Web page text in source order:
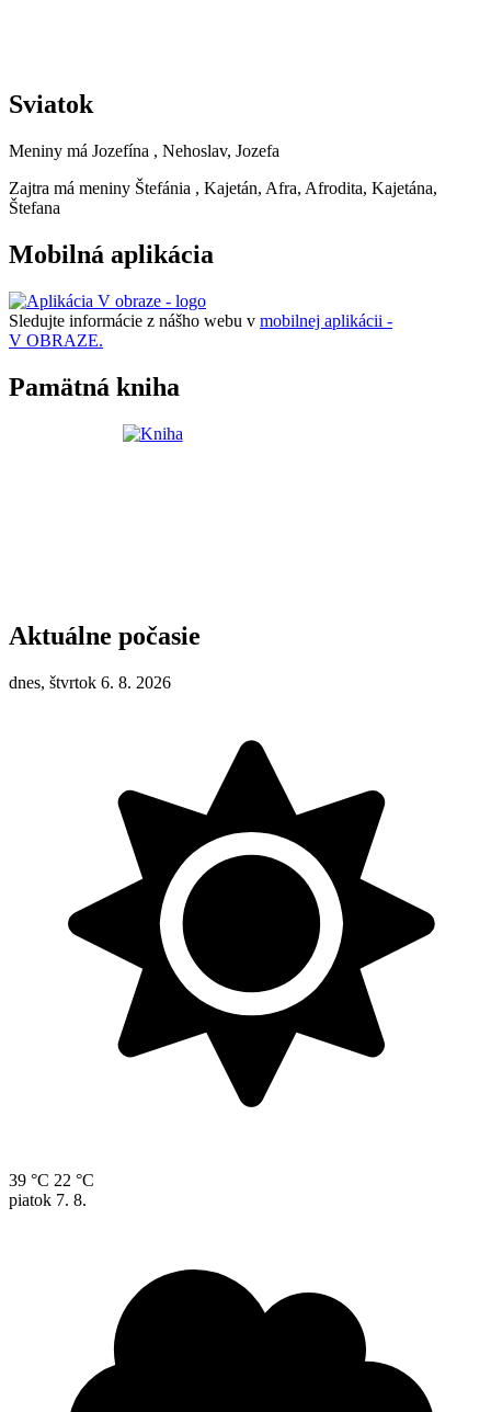
Sviatok
Meniny má Jozefína , Nehoslav, Jozefa
Zajtra má meniny Štefánia , Kajetán, Afra, Afrodita, Kajetána,
Štefana
Mobilná aplikácia
Sledujte informácie z nášho webu v mobilnej aplikácii -
V OBRAZE.
Pamätná kniha
Aktuálne počasie
dnes, štvrtok 6. 8. 2026
39 °C 22 °C
piatok 7. 8.